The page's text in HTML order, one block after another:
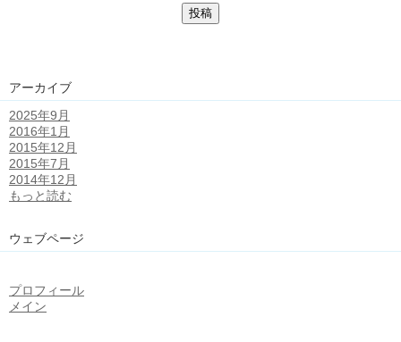
アーカイブ
2025年9月
2016年1月
2015年12月
2015年7月
2014年12月
もっと読む
ウェブページ
プロフィール
メイン